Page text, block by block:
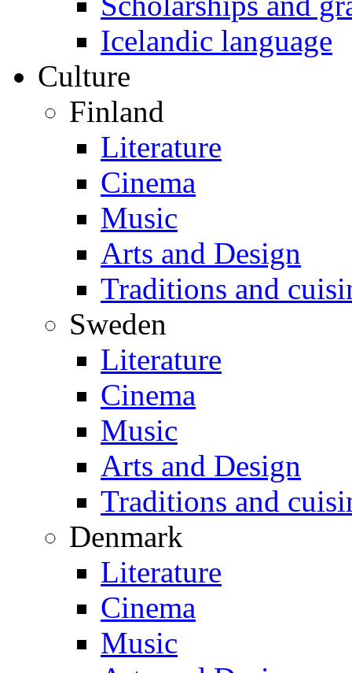
Icelandic language
Culture
Finland
Literature
Cinema
Music
Arts and Design
Traditions and
Sweden
Literature
Cinema
Music
Arts and Design
Traditions and
Denmark
Literature
Cinema
Music